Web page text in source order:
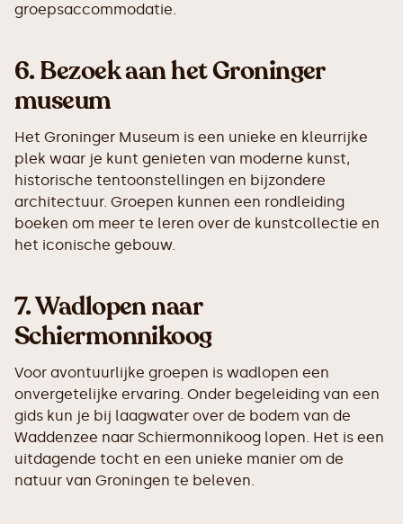
groepsaccommodatie.
6.Bezoek aan het Groninger
museum
Het Groninger Museum is een unieke en kleurrijke
plek waar je kunt genieten van moderne kunst,
historische tentoonstellingen en bijzondere
architectuur. Groepen kunnen een rondleiding
boeken om meer te leren over de kunstcollectie en
het iconische gebouw.
7.Wadlopen naar
Schiermonnikoog
Voor avontuurlijke groepen is wadlopen een
onvergetelijke ervaring. Onder begeleiding van een
gids kun je bij laagwater over de bodem van de
Waddenzee naar Schiermonnikoog lopen. Het is een
uitdagende tocht en een unieke manier om de
natuur van Groningen te beleven.